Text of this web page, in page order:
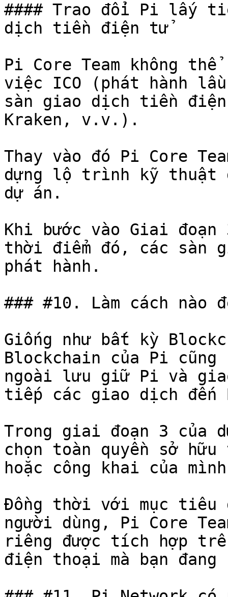
#### Trao đổi Pi lấy
dịch tiền điện tử
Pi Core Team không
việc ICO (phát hành
sàn giao dịch tiền
Kraken, v.v.).
Thay vào đó Pi Core
dựng lộ trình kỹ thuật
dự án.
Khi bước vào Giai
thời điểm đó, các sàn
phát hành.
### #10. Làm cách
Giống như bất kỳ
Blockchain của Pi
ngoài lưu giữ Pi và
tiếp các giao dịch đến
Trong giai đoạn 3 của
chọn toàn quyền sở
hoặc công khai của
Đồng thời với mục tiêu
người dùng, Pi Core
riêng được tích hợp
điện thoại mà bạn